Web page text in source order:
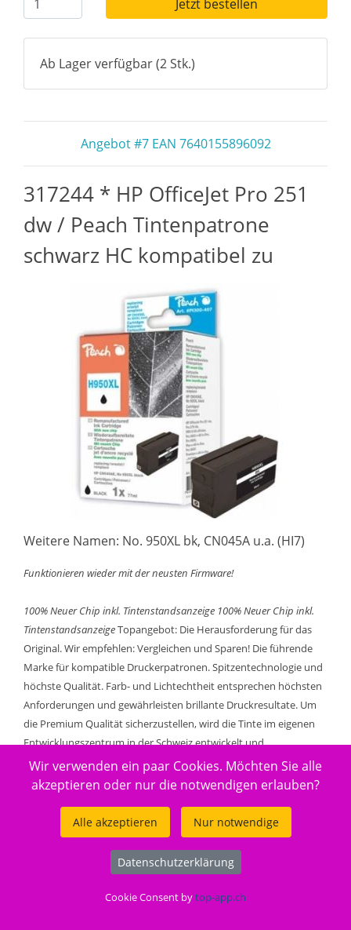
Jetzt bestellen
Ab Lager verfügbar (2 Stk.)
Angebot #7 EAN 7640155896092
317244 * HP OfficeJet Pro 251
dw / Peach Tintenpatrone
schwarz HC kompatibel zu
Weitere Namen: No. 950XL bk, CN045A u.a. (HI7)
Funktionieren wieder mit der neusten Firmware!
100% Neuer Chip inkl. Tintenstandsanzeige 100% Neuer Chip inkl.
TintenstandsanzeigeTopangebot: Die Herausforderung für das
Original. Wir empfehlen: Vergleichen und Sparen! Die führende
Marke für kompatible Druckerpatronen. Spitzentechnologie und
höchste Qualität. Farb- und Lichtechtheit entsprechen höchsten
Anforderungen und gewährleisten brillante Druckresultate. Um
die Premium Qualität sicherzustellen, wird die Tinte im eigenen
Entwicklungszentrum in der Schweiz entwickelt und
anschliessend in unseren Fertigungsstandorten in die
Tintenpatronen abgefüllt. Produktion und Fertigung entsprechen
der asiatische Hersteller nicht gleichziehen können und dies zu
immer noch sehr attraktiven Preisen. Eine echte Alternative zu
teuren Original Produkten oder Billigsttinten.
Wir verwenden ein paar Cookies. Möchten Sie alle
akzeptieren oder nur die notwendigen erlauben?
Alle akzeptieren Nur notwendige
Datenschutzerklärung
Cookie Consent bytop-app.ch